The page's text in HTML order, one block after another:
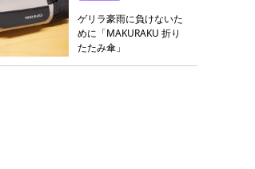
ゲリラ豪雨に負けないた
めに「MAKURAKU 折り
たたみ傘」